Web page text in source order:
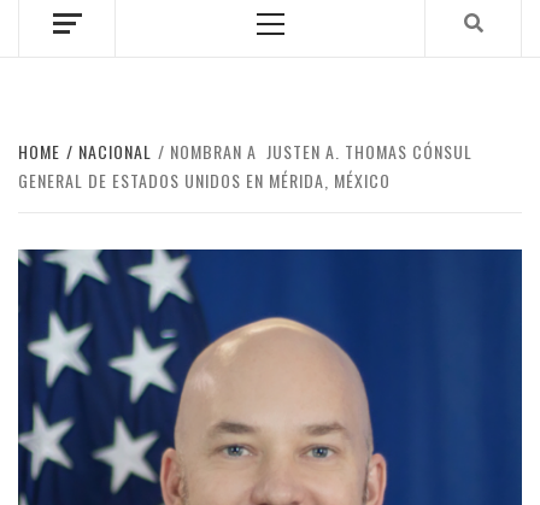
Menu
HOME NACIONAL
NOMBRAN A JUSTEN A. THOMAS CÓNSUL
GENERAL DE ESTADOS UNIDOS EN MÉRIDA, MÉXICO